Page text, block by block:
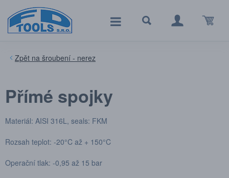
šroubení - nerez
Přímé spojky
Materiál: AISI 316L, seals: FKM
Rozsah teplot: -20°C až + 150°C
Operační tlak: -0,95 až 15 bar